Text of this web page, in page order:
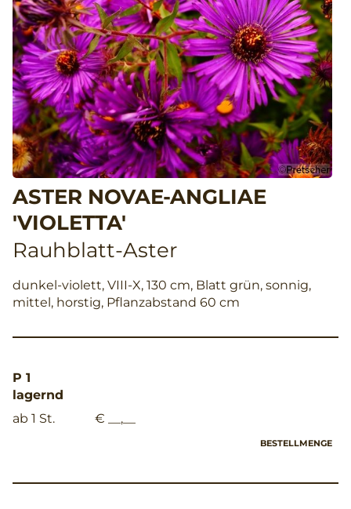
ASTER NOVAE-ANGLIAE
'VIOLETTA'
Rauhblatt-Aster
dunkel-violett, VIII-X, 130 cm, Blatt grün, sonnig,
mittel, horstig, Pflanzabstand 60 cm
P 1
lagernd
ab 1 St.
€ __,__
BESTELLMENGE